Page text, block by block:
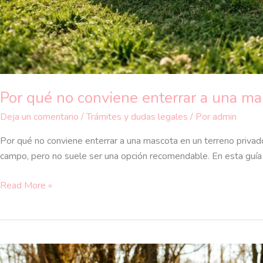
Por qué no conviene enterrar a una
Deja un comentario /Trámites y dudas legales / Por admin
Por qué no conviene enterrar a una mascota en un terreno
campo, pero no suele ser una opción recomendable. En esta
Read More »
Qué